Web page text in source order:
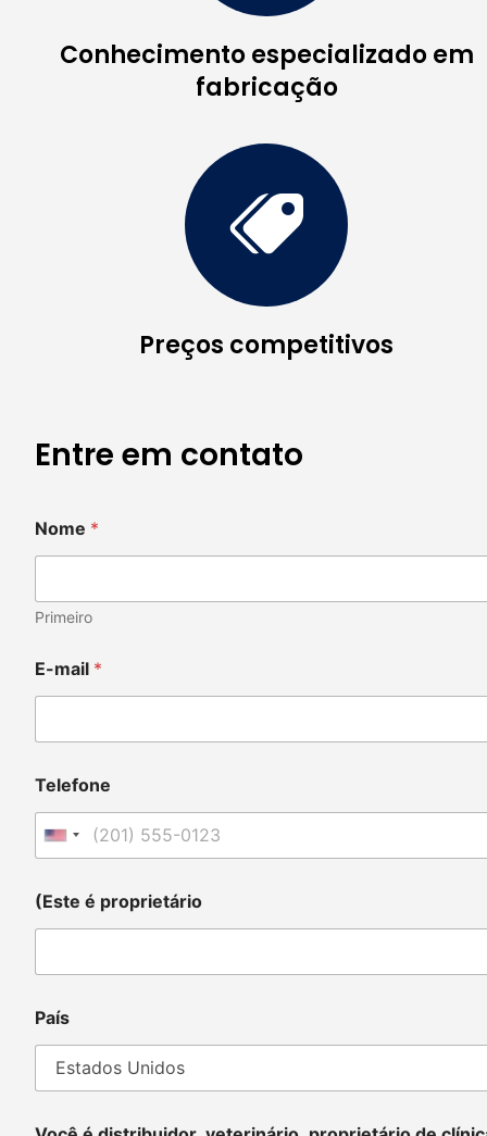
Conhecimento especializado em
fabricação
Preços competitivos
Entre em contato
Nome *
Primeiro
E-mail *
Telefone
United States +1
(Este é proprietário
País